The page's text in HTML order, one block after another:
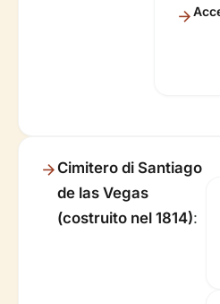
Cimitero di Santiago
de las Vegas
(costruito nel 1814):